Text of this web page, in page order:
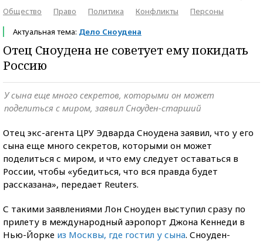
Общество
Право Политика Конфликты
Персоны
Актуальная тема: Дело Сноудена
Отец Сноудена не советует ему покидать
Россию
У сына еще много секретов, которыми он может
поделиться с миром, заявил Сноуден-старший
Отец экс-агента ЦРУ Эдварда Сноудена заявил, что у его
сына еще много секретов, которыми он может
поделиться с миром, и что ему следует оставаться в
России, чтобы «убедиться, что вся правда будет
рассказана», передает Reuters.
С такими заявлениями Лон Сноуден выступил сразу по
прилету в международный аэропорт Джона Кеннеди в
Нью-Йорке из Москвы, где гостил у сына. Сноуден-